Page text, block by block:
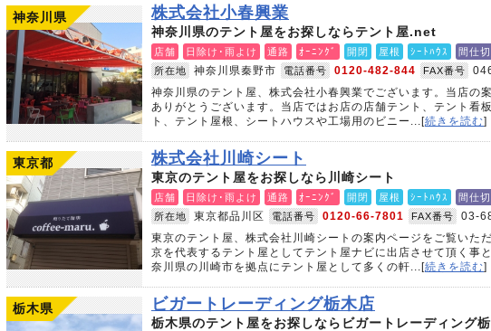
神奈川県 株式会社小春興業
神奈川県のテント屋をお探しならテント屋.net
店舗 日除け･雨よけ 通路 ｵｰﾆﾝｸﾞ 開閉 屋根 ｼｰﾄﾊｳｽ 間仕切
所在地
神奈川県秦野市 電話番号 0120-482-844 FAX番号
神奈川県のテント屋、株式会社小春興業でございます。当店の
ありがとうございます。当店ではお店の店舗テント、テント看
ト、テント屋根、シートハウスや工場用のビニー...[続きを読む]
東京都 株式会社川崎シート
東京のテント屋をお探しなら川崎シート
店舗 日除け･雨よけ 通路 ｵｰﾆﾝｸﾞ 開閉 屋根 ｼｰﾄﾊｳｽ 間仕切
所在地
東京都品川区 電話番号 0120-66-7801 FAX番号
03-
東京のテント屋、株式会社川崎シートの案内ページをご覧いた
京を代表するテント屋としてテント屋ナビに出店させて頂く事
奈川県の川崎市を拠点にテント屋として多くの軒...[続きを読む]
栃木県 ビガートレーディング栃木店
栃木県のテント屋をお探しならビガートレーディング